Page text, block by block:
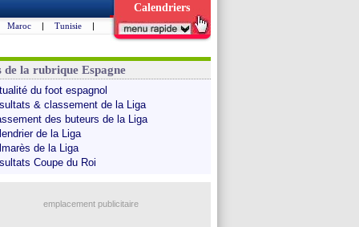
Calendriers
Maroc | Tunisie |
de la rubrique Espagne
du foot espagnol
& classement de la Liga
des buteurs de la Liga
de la Liga
de la Liga
Coupe du Roi
emplacement publicitaire